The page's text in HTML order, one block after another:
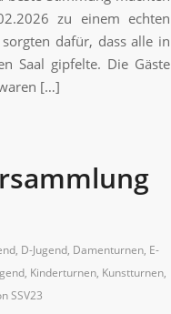
zu einem echten
dafür, dass alle in
Saal gipfelte. Die Gäste
[…]
, D-Jugend, Damenturnen, E-
, Kinderturnen, Kunstturnen,
SSV23